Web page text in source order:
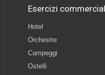
Esercizi
Hotel
Orchestre
Campeggi
Ostelli